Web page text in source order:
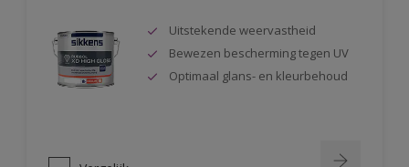
Uitstekende weervastheid
Bewezen bescherming tegen UV
Optimaal glans- en kleurbehoud